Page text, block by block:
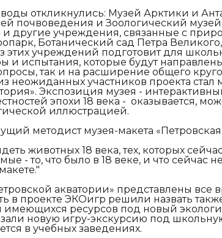
откликнулись: Музей Арктики и
почвоведения и Зоологический
другие учреждения, связанные с
Ботанический сад Петра
этих учреждений подготовит для
и испытания, которые будут
так и на расширение общего
неожиданных участников проекта стал
Экспозиция музея -
эпохи 18 века - оказывается,
иллюстрацией.
методист музея-макета «Петровская
животных 18 века, тех, которых
- то, что было в 18 веке, и что сейчас
акватории» представлены все
в проекте ЭКОигр решили назвать
имеющихся ресурсов под новый
новую игру-экскурсию под
в учебных заведениях.